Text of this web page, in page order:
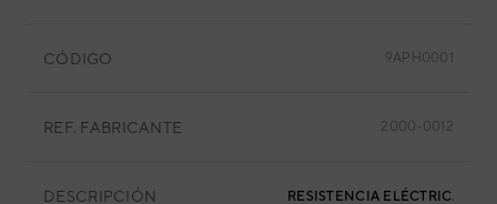
CÓDIGO 9APH0001
REF. FABRICANTE 2000-0012
DESCRIPCIÓN RESISTENCIA ELÉCTRICA